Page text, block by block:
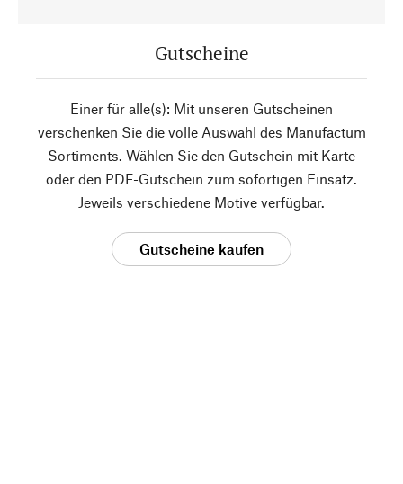
Gutscheine
Einer für alle(s): Mit unseren Gutscheinen
verschenken Sie die volle Auswahl des Manufactum
Sortiments. Wählen Sie den Gutschein mit Karte
oder den PDF-Gutschein zum sofortigen Einsatz.
Jeweils verschiedene Motive verfügbar.
Gutscheine kaufen